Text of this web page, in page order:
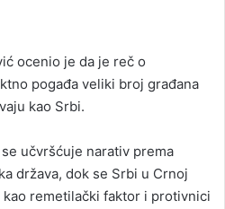
ocenio je da je reč o
pogađa veliki broj građana
kao Srbi.
učvršćuje narativ prema
država, dok se Srbi u Crnoj
remetilački faktor i protivnici